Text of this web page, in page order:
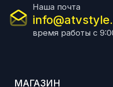
Наша почта
время работы с
МАГАЗИН